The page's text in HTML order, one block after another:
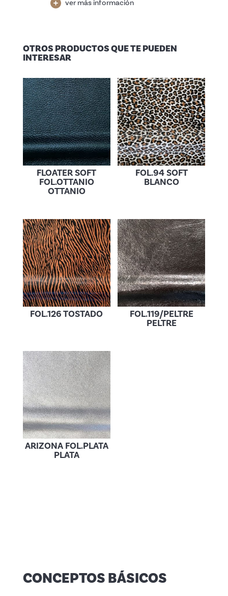
ver más información
OTROS PRODUCTOS QUE TE PUEDEN
INTERESAR
FLOATER SOFT
FOL.OTTANIO
OTTANIO
FOL.94 SOFT
BLANCO
FOL.126 TOSTADO
FOL.119/PELTRE
PELTRE
ARIZONA FOL.PLATA
PLATA
CONCEPTOS BÁSICOS